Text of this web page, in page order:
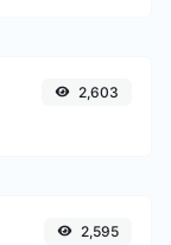
2,603
2,595